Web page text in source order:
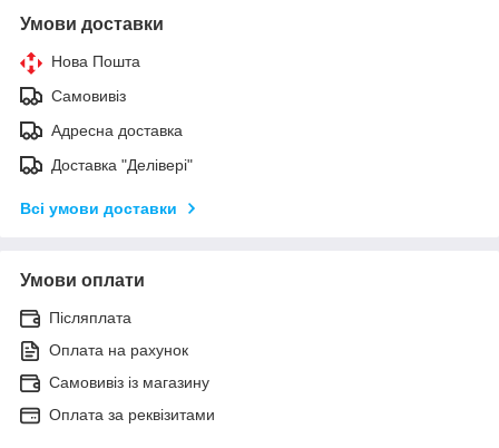
Умови доставки
Нова Пошта
Самовивіз
Адресна доставка
Доставка "Делівері"
Всі умови доставки
Умови оплати
Післяплата
Оплата на рахунок
Самовивіз із магазину
Оплата за реквізитами